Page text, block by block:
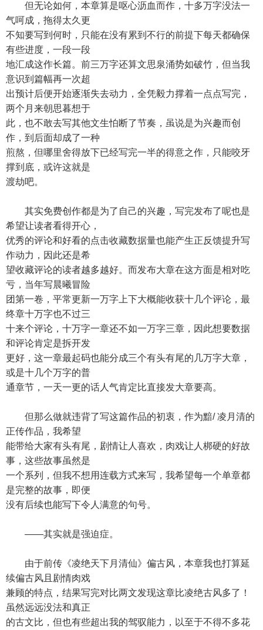
但无论如何，本章算是呕心沥血而作，十多万字没法一
气呵成，拖得太久更
不知要写到何时，只能在没有累到不行的前提下每天都确保
有些进度，一段一段
地汇成这作长篇。前三万字还算文思泉涌势如破竹，但当我
意识到篇幅再一次超
出预计后便开始逐渐失去动力，全凭毅力撑着一点点写完，
两个月来朝思暮想于
此，也不敢去写其他文生怕断了节奏，虽说是为兴趣而创
作，到后面却成了一种
煎熬，但哪里舍得放下已经写完一半的得意之作，只能咬牙
撑到底，或许这就是
渡劫吧。
其实免费创作都是为了自己的兴趣，写完发布了呢也是
希望让读者看得开心，
优秀的评论和好看的点击收藏数据量也能产生正反馈提升写
作动力，因此还是希
望收藏评论的读者越多越好。而发布大章在这方面是相对吃
亏，当年写晨曦冒险
团第一卷，平常更新一万字上下大概能收获十几个评论，最
终章十万字也不过三
十来个评论，十万字一章还不如一万字三章，因此想要数据
和评论肯定是拆开发
更好，这一章最起码也能分成三个有头有尾的几万字大章，
或是十几个万字的普
通章节，一天一更的话人气肯定比直接发大章要高。
但那么做就违背了写这篇作品的初衷，作为黯/ 凌月清的
正传作品，我希望
能带给大家有头有尾，剧情让人喜欢，肉戏让人梆硬的好故
事，这些故事虽然是
一个系列，但我不想用连载方式来写，我希望每一个单章都
是完整的故事，即便
没有后续也能写下令人满意的句号。
——其实就是强迫症。
由于前传《凌绝天下月清仙》偏古风，本章我也打算延
续偏古风且剧情肉戏
兼顾的特点，结果写完对比两文发现这章比凌绝古风多了！
虽然远远没法和真正
的古文比，但也有些超出我的驾驭能力，以至于不得不多花